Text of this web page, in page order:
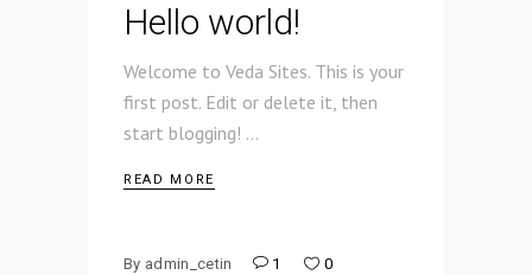
Hello world!
Welcome to Veda Sites. This is your
first post. Edit or delete it, then
start blogging!
READ MORE
By admin_cetin 1 0